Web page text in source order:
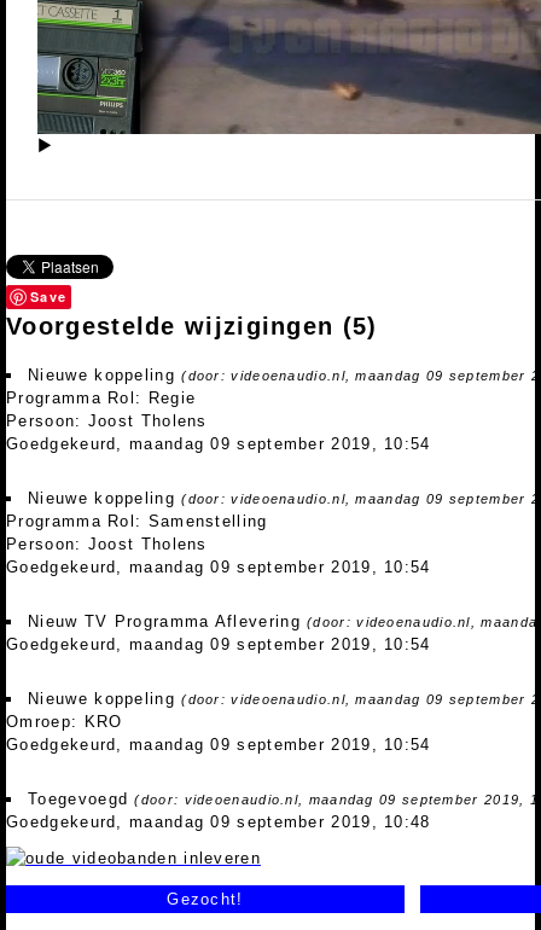
▶
Save
Voorgestelde wijzigingen (5)
Nieuwe koppeling(door: videoenaudio.nl, maandag 09 september
Programma Rol: Regie
Persoon: Joost Tholens
Goedgekeurd, maandag 09 september 2019, 10:54
Nieuwe koppeling(door: videoenaudio.nl, maandag 09 september
Programma Rol: Samenstelling
Persoon: Joost Tholens
Goedgekeurd, maandag 09 september 2019, 10:54
Nieuw TV Programma Aflevering(door: videoenaudio.nl,
Goedgekeurd, maandag 09 september 2019, 10:54
Nieuwe koppeling(door: videoenaudio.nl, maandag 09 september
Omroep: KRO
Goedgekeurd, maandag 09 september 2019, 10:54
Toegevoegd(door: videoenaudio.nl, maandag 09 september 2019,
Goedgekeurd, maandag 09 september 2019, 10:48
Gezocht!